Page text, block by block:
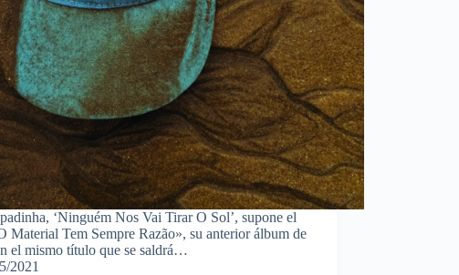
‘Ninguém Nos Vai Tirar O Sol’, supone el
Material Tem Sempre Razão», su anterior álbum de
el mismo título que se saldrá…
2021